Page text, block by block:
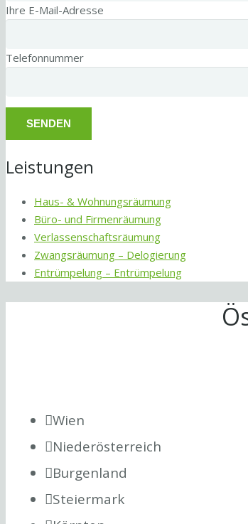
Ihre E-Mail-Adresse
Telefonnummer
Leistungen
Haus- & Wohnungsräumung
Büro- und Firmenräumung
Verlassenschaftsräumung
Zwangsräumung – Delogierung
Entrümpelung – Entrümpelung
Wien
Niederösterreich
Burgenland
Steiermark